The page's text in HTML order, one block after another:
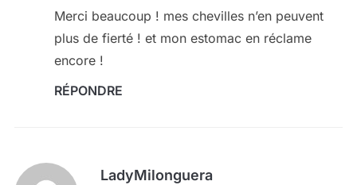
Merci beaucoup ! mes chevilles n’en peuvent
plus de fierté ! et mon estomac en réclame
encore !
RÉPONDRE
LadyMilonguera